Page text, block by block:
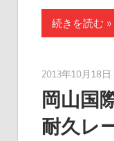
続きを読む
2013年10月18日
岡山国
耐久レ